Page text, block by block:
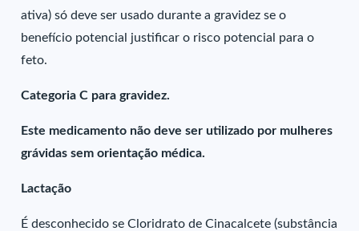
ativa) só deve ser usado durante a gravidez se o
benefício potencial justificar o risco potencial para o
feto.
Categoria C para gravidez.
Este medicamento não deve ser utilizado por mulheres
grávidas sem orientação médica.
Lactação
É desconhecido se Cloridrato de Cinacalcete (substância